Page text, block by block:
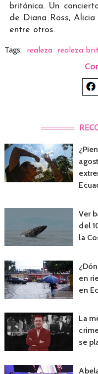
británica. Un
de Diana Ross,
entre otros.
Tags: realeza realeza
Ver
del
la
en
en
La
se